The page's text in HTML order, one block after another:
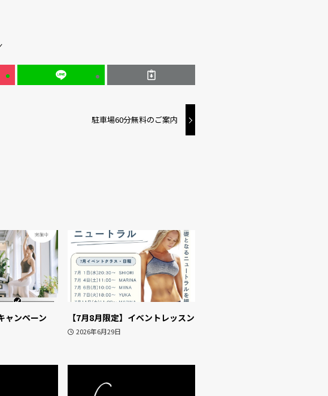
駐車場60分無料のご案内
ャンペーン 【7月8月限定】イベントレッスン
2026年6月29日